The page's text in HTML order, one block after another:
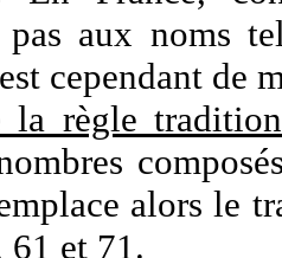
pas aux noms
cependant de
la règle
alors le
61 et 71.